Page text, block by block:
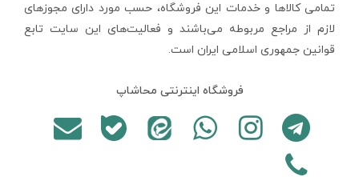
تمامی كالاها و خدمات اين فروشگاه، حسب مورد دارای مجوزهای
لازم از مراجع مربوطه می‌باشند و فعاليت‌های اين سايت تابع
قوانين جمهوری اسلامی ایران است.
فروشگاه اینترنتی محاشاپ